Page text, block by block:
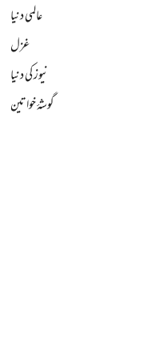
عالمی دنیا
غزل
نیوز کی دنیا
گوشۂ خواتین